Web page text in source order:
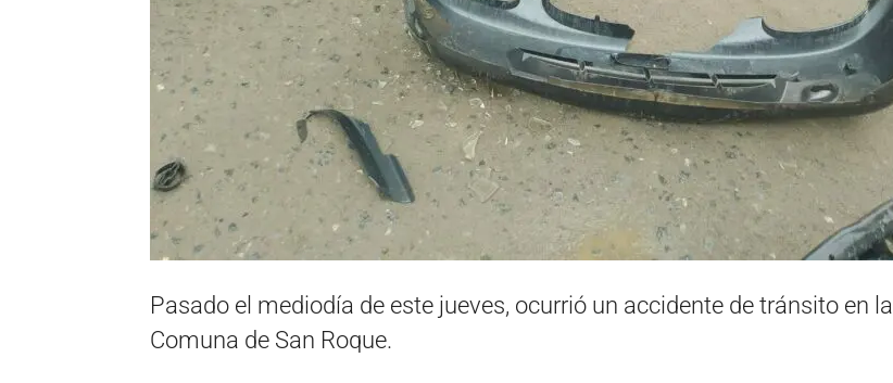
Pasado el mediodía de este jueves, ocurrió un accidente de tránsito en la
Comuna de San Roque.